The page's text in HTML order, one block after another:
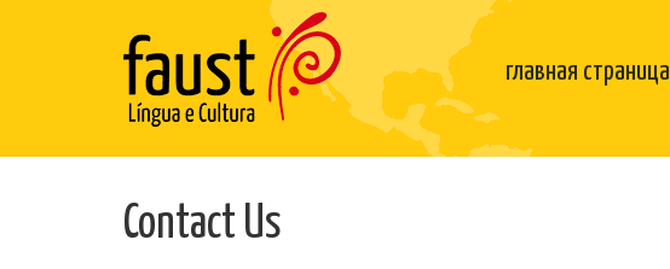
главная страница
Contact Us